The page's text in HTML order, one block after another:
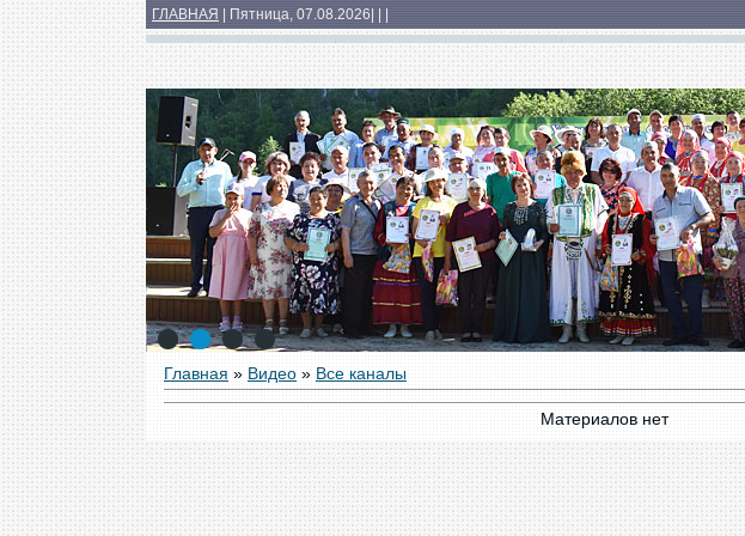
ГЛАВНАЯ | Пятница, 07.08.2026
Медиатека
1 2 3
4
Главная » Видео » Все каналы
Материалов нет